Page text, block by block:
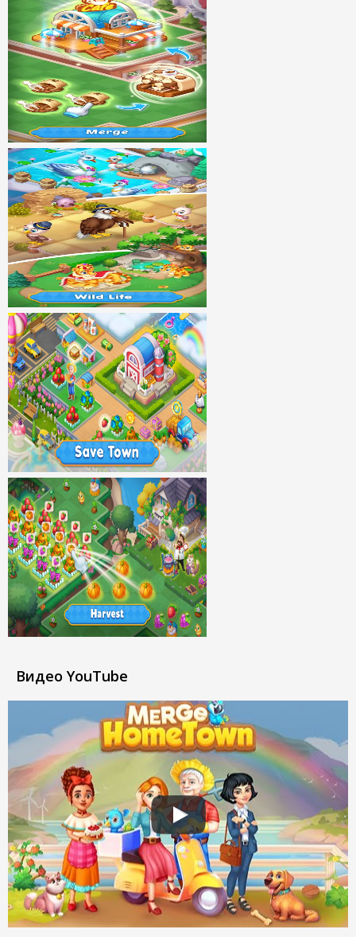
Видео YouTube